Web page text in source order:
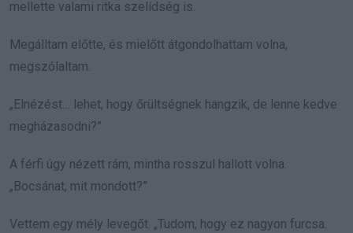
mellette valami ritka szelídség is.
Megálltam előtte, és mielőtt átgondolhattam volna,
megszólaltam.
„Elnézést… lehet, hogy őrültségnek hangzik, de lenne kedve
megházasodni?”
A férfi úgy nézett rám, mintha rosszul hallott volna.
„Bocsánat, mit mondott?”
Vettem egy mély levegőt. „Tudom, hogy ez nagyon furcsa.